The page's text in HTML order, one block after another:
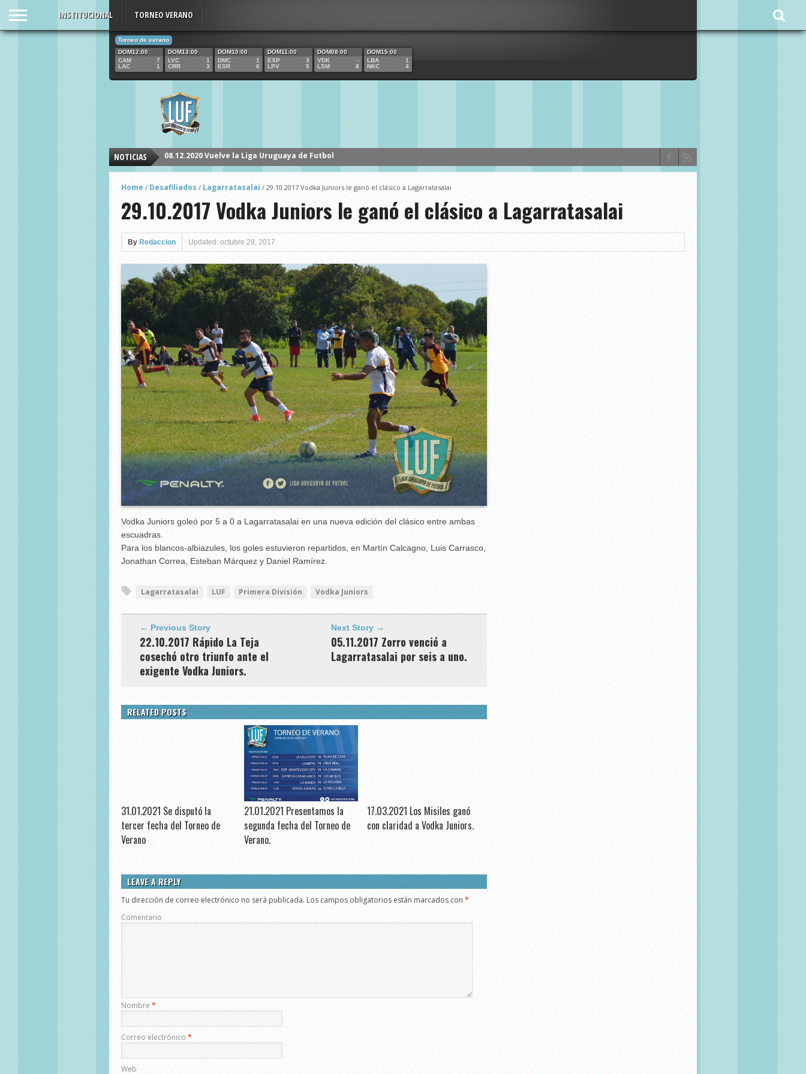
INSTITUCIONAL TORNEO VERANO
Torneo de verano
DOM12:00
CAM
LAC
7
1
DOM13:00
LVC
CRR
1
3
DOM10:00
DMC
ESR
1
6
DOM11:00
EXP
LPV
3
5
DOM08:00
VDK
LSM
-
8
DOM15:00
LBA
NKC
1
4
NOTICIAS
08.12.2020 Vuelve la Liga Uruguaya de Futbol
Home / Desafiliados / Lagarratasalai / 29.10.2017 Vodka Juniors le ganó el clásico a Lagarratasalai
29.10.2017 Vodka Juniors le ganó el clásico a Lagarratasalai
By Redaccion Updated: octubre 29, 2017
Vodka Juniors goleó por 5 a 0 a Lagarratasalai en una nueva edición del clásico entre ambas
escuadras.
Para los blancos-albiazules, los goles estuvieron repartidos, en Martín Calcagno, Luis Carrasco,
Jonathan Correa, Esteban Márquez y Daniel Ramírez.
Lagarratasalai LUF Primera División Vodka Juniors
← Previous Story
22.10.2017 Rápido La Teja
cosechó otro triunfo ante el
exigente Vodka Juniors.
Next Story →
05.11.2017 Zorro venció a
Lagarratasalai por seis a uno.
RELATED POSTS
31.01.2021 Se disputó la
tercer fecha del Torneo de
Verano
21.01.2021 Presentamos la
segunda fecha del Torneo de
Verano.
17.03.2021 Los Misiles ganó
con claridad a Vodka Juniors.
LEAVE A REPLY
Tu dirección de correo electrónico no será publicada. Los campos obligatorios están marcados con *
Comentario
Nombre *
Correo electrónico *
Web